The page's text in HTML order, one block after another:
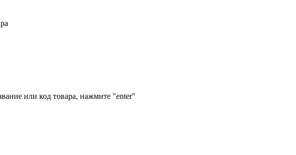
или код товара, нажмите "enter"